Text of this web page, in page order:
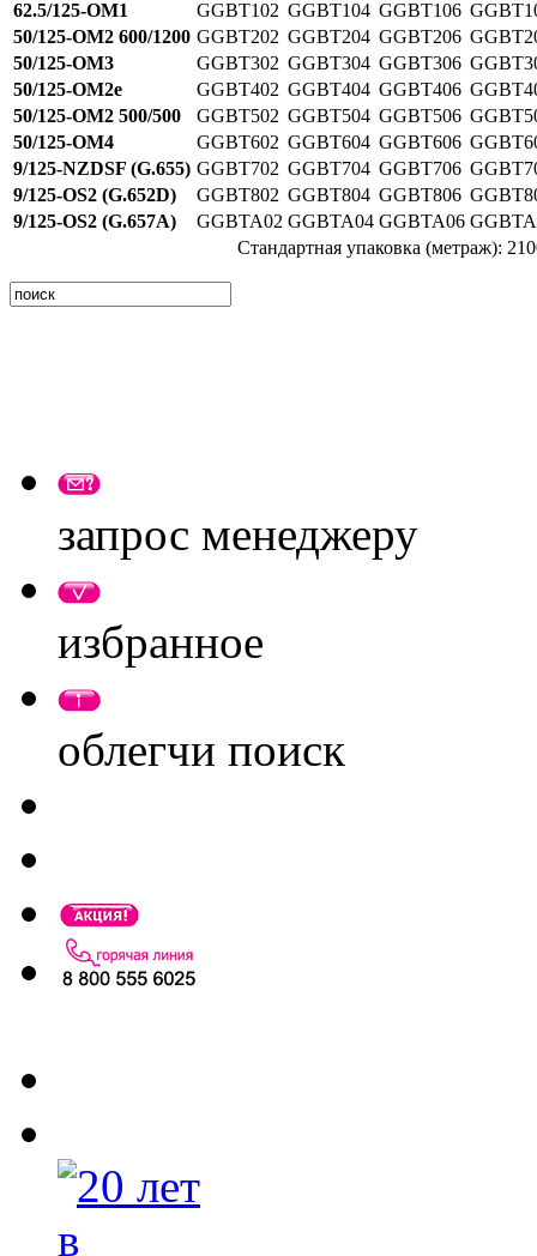
62.5/125-OM1
GGBT102 GGBT104 GGBT106
50/125-OM2 600/1200 GGBT202 GGBT204 GGBT206
50/125-OM3
GGBT302 GGBT304 GGBT306
50/125-OM2e
GGBT402 GGBT404 GGBT406
50/125-OM2 500/500
GGBT502 GGBT504 GGBT506
50/125-OM4
GGBT602 GGBT604 GGBT606
9/125-NZDSF (G.655) GGBT702 GGBT704 GGBT706
9/125-OS2 (G.652D)
GGBT802 GGBT804 GGBT806
9/125-OS2 (G.657A)
GGBTA02 GGBTA04 GGBTA06
Стандартная упаковка (метраж):
запрос менеджеру
избранное
облегчи поиск